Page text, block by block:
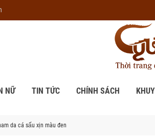
NỮ TIN TỨC CHÍNH SÁCH
da cá sấu xịn màu đen